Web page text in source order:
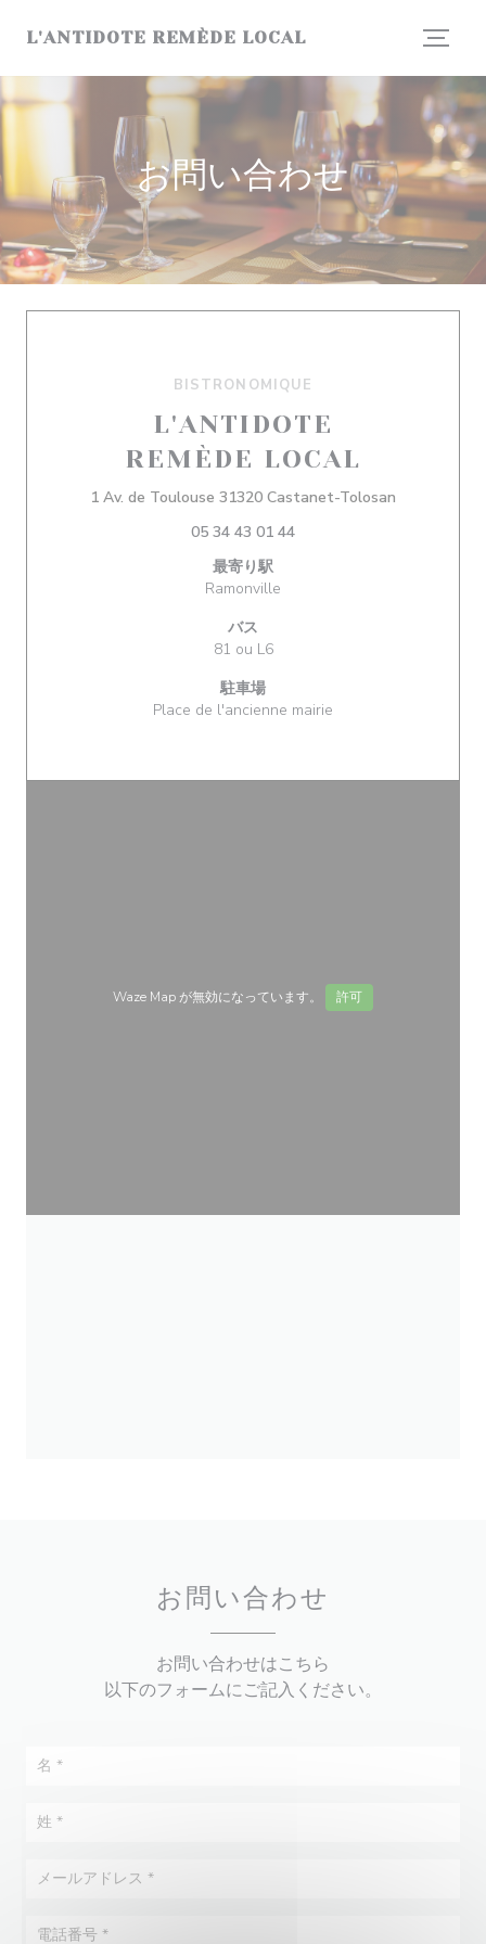
L'ANTIDOTE REMÈDE LOCAL
お問い合わせ
BISTRONOMIQUE
L'ANTIDOTE
REMÈDE LOCAL
1 Av. de Toulouse 31320 Castanet-Tolosan
05 34 43 01 44
最寄り駅
Ramonville
バス
81 ou L6
駐車場
Place de l'ancienne mairie
Waze Map が無効になっています。 許可
お問い合わせ
お問い合わせはこちら
以下のフォームにご記入ください。